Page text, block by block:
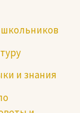
школьников
и знания